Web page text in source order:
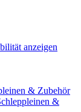
anzeigen
& Zubehör
&